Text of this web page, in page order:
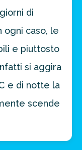
di
ogni caso, le
e piuttosto
si aggira
e di notte la
scende